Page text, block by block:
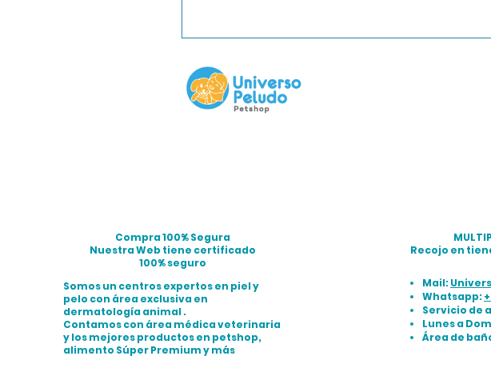
Compra 100% Segura
Nuestra Web tiene certificado
100% seguro
Somos un centros expertos en piel y
pelo con área exclusiva en
dermatología animal .
Contamos con área médica veterinaria
y los mejores productos en petshop,
alimento Súper Premium y más
Recojo en
Mail:
Whatsapp:+
Servicio de
Lunes a
Área de